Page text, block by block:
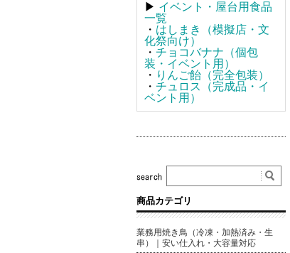
▶ イベント・屋台用食品
一覧
・ はしまき（模擬店・文
化祭向け）
・ チョコバナナ（個包
装・イベント用）
・ りんご飴（完全包装）
・ チュロス（完成品・イ
ベント用）
商品カテゴリ
業務用焼き鳥（冷凍・加熱済み・生
串）｜安い仕入れ・大容量対応